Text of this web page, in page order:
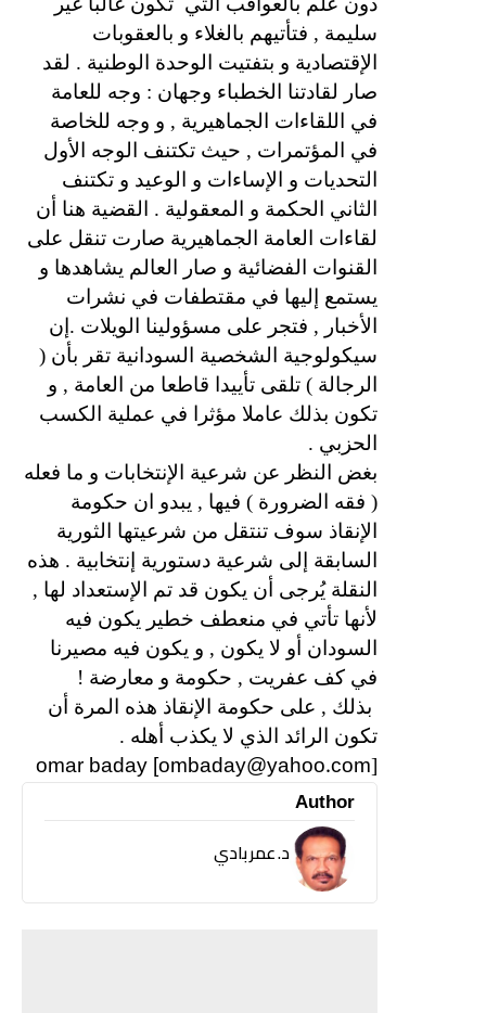
سليمة , فتأتيهم بالغلاء و بالعقوبات
الإقتصادية و بتفتيت الوحدة الوطنية . لقد
صار لقادتنا الخطباء وجهان : وجه للعامة
في اللقاءات الجماهيرية , و وجه للخاصة
في المؤتمرات , حيث تكتنف الوجه الأول
التحديات و الإساءات و الوعيد و تكتنف
الثاني الحكمة و المعقولية . القضية هنا أن
لقاءات العامة الجماهيرية صارت تنقل على
القنوات الفضائية و صار العالم يشاهدها و
يستمع إليها في مقتطفات في نشرات
الأخبار , فتجر على مسؤولينا الويلات .إن
سيكولوجية الشخصية السودانية تقر بأن (
الرجالة ) تلقى تأييدا قاطعا من العامة , و
تكون بذلك عاملا مؤثرا في عملية الكسب
الحزبي .
بغض النظر عن شرعية الإنتخابات و ما فعله
( فقه الضرورة ) فيها , يبدو ان حكومة
الإنقاذ سوف تنتقل من شرعيتها الثورية
السابقة إلى شرعية دستورية إنتخابية . هذه
النقلة يُرجى أن يكون قد تم الإستعداد لها ,
لأنها تأتي في منعطف خطير يكون فيه
السودان أو لا يكون , و يكون فيه مصيرنا
في كف عفريت , حكومة و معارضة !
بذلك , على حكومة الإنقاذ هذه المرة أن
تكون الرائد الذي لا يكذب أهله .
omar baday [ombaday@yahoo.com]
Author
د. عمر بادي